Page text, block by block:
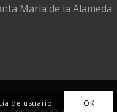
María de la Alameda
Pavimentos Industriales
de usuario. OK